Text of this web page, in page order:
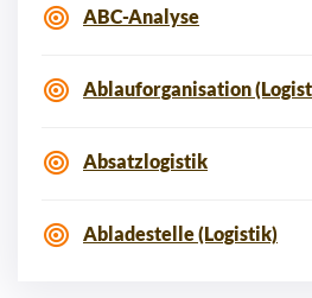
ABC-Analyse
Ablauforganisation
Absatzlogistik
Abladestelle (Logistik)